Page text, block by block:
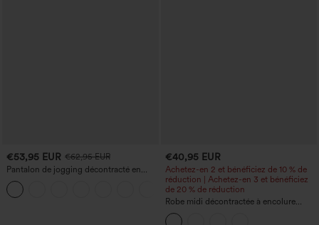
€53,95 EUR €62,95 EUR
Pantalon de jogging décontracté en
French terry à imprimé denim, taille mi-
haute, style jean, avec poches
€40,95 EUR
Achetez-en 2 et bénéficiez de 10 % de
réduction | Achetez-en 3 et bénéficiez
de 20 % de réduction
Robe midi décontractée à encolure
ronde, sans manches, avec soutien-
gorge intégré et ourlet à volants